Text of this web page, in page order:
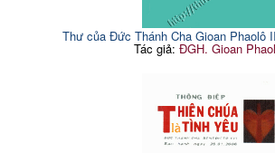
Thư của Đức Thánh Cha Gioan Phaolô
Tác giả:ĐGH. Gioan